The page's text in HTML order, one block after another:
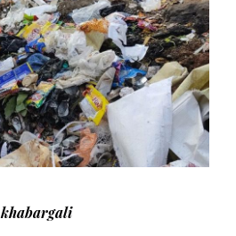
khabargali